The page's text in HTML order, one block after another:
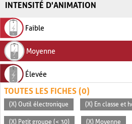
INTENSITÉ D'ANIMATION
Faible
Moyenne
Élevée
TOUTES LES FICHES (0)
(X) Outil électronique (X) En classe et
(X) Petit groupe (< 30) (X) Moyenne